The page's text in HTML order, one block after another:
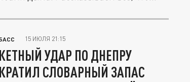
15 ИЮЛЯ 21:15
УДАР ПО ДНЕПРУ
СЛОВАРНЫЙ ЗАПАС